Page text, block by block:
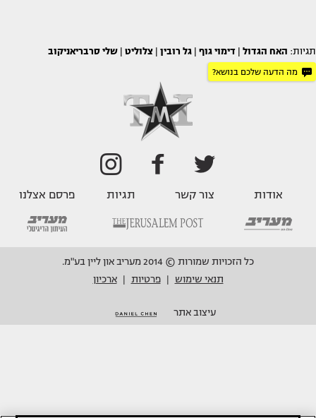
תגיות: האח הגדול דימוי גוף גל רובין צלוליט שלי סרבריאניקוב
מה הדעה שלכם בנושא?
אודות צור קשר תגיות פרסם אצלנו
כל הזכויות שמורות © 2014 מעריב און ליין בע"מ.
תנאי שימוש
פרטיות ארכיון
עיצוב אתר